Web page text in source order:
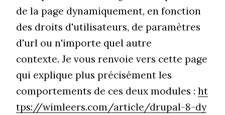
de la page dynamiquement, en fonction
des droits d'utilisateurs, de paramètres
d'url ou n'importe quel autre
contexte. Je vous renvoie vers cette page
qui explique plus précisément les
comportements de ces deux modules : ht
tps://wimleers.com/article/drupal-8-dy